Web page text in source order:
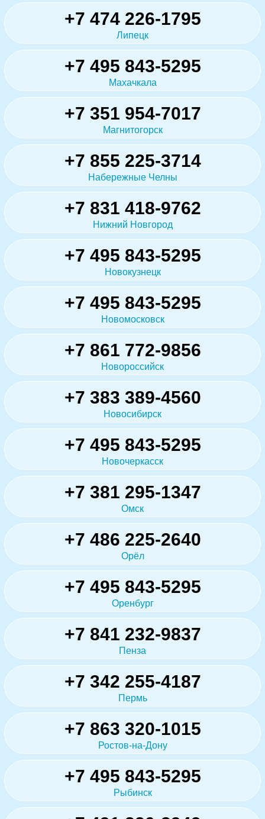
+7 474 226-1795
Липецк
+7 495 843-5295
Махачкала
+7 351 954-7017
Магнитогорск
+7 855 225-3714
Набережные Челны
+7 831 418-9762
Нижний Новгород
+7 495 843-5295
Новокузнецк
+7 495 843-5295
Новомосковск
+7 861 772-9856
Новороссийск
+7 383 389-4560
Новосибирск
+7 495 843-5295
Новочеркасск
+7 381 295-1347
Омск
+7 486 225-2640
Орёл
+7 495 843-5295
Оренбург
+7 841 232-9837
Пенза
+7 342 255-4187
Пермь
+7 863 320-1015
Ростов-на-Дону
+7 495 843-5295
Рыбинск